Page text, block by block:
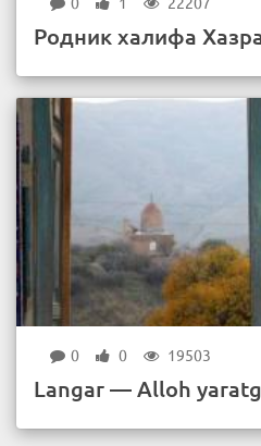
Родник халифа
0 0 19503
Langar — Alloh